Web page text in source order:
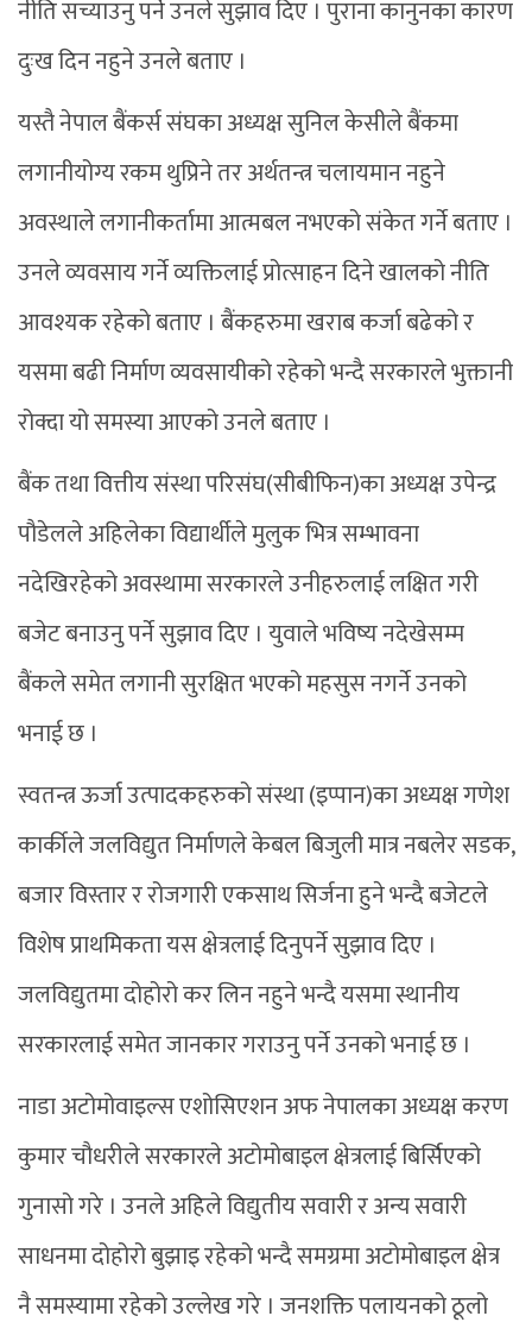
नीति सच्याउनु पर्ने उनले सुझाव दिए । पुराना कानुनका कारण
दुःख दिन नहुने उनले बताए ।
यस्तै नेपाल बैंकर्स संघका अध्यक्ष सुनिल केसीले बैंकमा
लगानीयोग्य रकम थुप्रिने तर अर्थतन्त्र चलायमान नहुने
अवस्थाले लगानीकर्तामा आत्मबल नभएको संकेत गर्ने बताए ।
उनले व्यवसाय गर्ने व्यक्तिलाई प्रोत्साहन दिने खालको नीति
आवश्यक रहेको बताए । बैंकहरुमा खराब कर्जा बढेको र
यसमा बढी निर्माण व्यवसायीको रहेको भन्दै सरकारले भुक्तानी
रोक्दा यो समस्या आएको उनले बताए ।
बैंक तथा वित्तीय संस्था परिसंघ(सीबीफिन)का अध्यक्ष उपेन्द्र
पौडेलले अहिलेका विद्यार्थीले मुलुक भित्र सम्भावना
नदेखिरहेको अवस्थामा सरकारले उनीहरुलाई लक्षित गरी
बजेट बनाउनु पर्ने सुझाव दिए । युवाले भविष्य नदेखेसम्म
बैंकले समेत लगानी सुरक्षित भएको महसुस नगर्ने उनको
भनाई छ ।
स्वतन्त्र ऊर्जा उत्पादकहरुको संस्था (इप्पान)का अध्यक्ष गणेश
कार्कीले जलविद्युत निर्माणले केबल बिजुली मात्र नबलेर सडक,
बजार विस्तार र रोजगारी एकसाथ सिर्जना हुने भन्दै बजेटले
विशेष प्राथमिकता यस क्षेत्रलाई दिनुपर्ने सुझाव दिए ।
जलविद्युतमा दोहोरो कर लिन नहुने भन्दै यसमा स्थानीय
सरकारलाई समेत जानकार गराउनु पर्ने उनको भनाई छ ।
नाडा अटोमोवाइल्स एशोसिएशन अफ नेपालका अध्यक्ष करण
कुमार चौधरीले सरकारले अटोमोबाइल क्षेत्रलाई बिर्सिएको
गुनासो गरे । उनले अहिले विद्युतीय सवारी र अन्य सवारी
साधनमा दोहोरो बुझाइ रहेको भन्दै समग्रमा अटोमोबाइल क्षेत्र
नै समस्यामा रहेको उल्लेख गरे । जनशक्ति पलायनको ठूलो